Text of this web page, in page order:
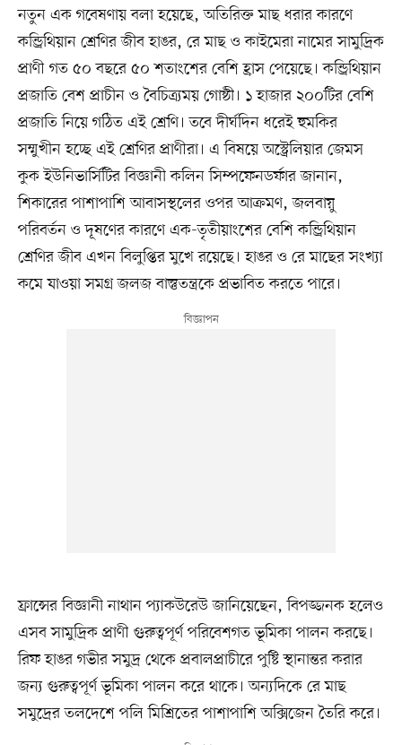
নতুন এক গবেষণায় বলা হয়েছে, অতিরিক্ত মাছ ধরার কারণে
কন্ড্রিথিয়ান শ্রেণির জীব হাঙর, রে মাছ ও কাইমেরা নামের সামুদ্রিক
প্রাণী গত ৫০ বছরে ৫০ শতাংশের বেশি হ্রাস পেয়েছে। কন্ড্রিথিয়ান
প্রজাতি বেশ প্রাচীন ও বৈচিত্র্যময় গোষ্ঠী। ১ হাজার ২০০টির বেশি
প্রজাতি নিয়ে গঠিত এই শ্রেণি। তবে দীর্ঘদিন ধরেই হুমকির
সম্মুখীন হচ্ছে এই শ্রেণির প্রাণীরা। এ বিষয়ে অস্ট্রেলিয়ার জেমস
কুক ইউনিভার্সিটির বিজ্ঞানী কলিন সিম্পফেনডর্ফার জানান,
শিকারের পাশাপাশি আবাসস্থলের ওপর আক্রমণ, জলবায়ু
পরিবর্তন ও দূষণের কারণে এক-তৃতীয়াংশের বেশি কন্ড্রিথিয়ান
শ্রেণির জীব এখন বিলুপ্তির মুখে রয়েছে। হাঙর ও রে মাছের সংখ্যা
কমে যাওয়া সমগ্র জলজ বাস্তুতন্ত্রকে প্রভাবিত করতে পারে।
ফ্রান্সের বিজ্ঞানী নাথান প্যাকউরেউ জানিয়েছেন, বিপজ্জনক হলেও
এসব সামুদ্রিক প্রাণী গুরুত্বপূর্ণ পরিবেশগত ভূমিকা পালন করছে।
রিফ হাঙর গভীর সমুদ্র থেকে প্রবালপ্রাচীরে পুষ্টি স্থানান্তর করার
জন্য গুরুত্বপূর্ণ ভূমিকা পালন করে থাকে। অন্যদিকে রে মাছ
সমুদ্রের তলদেশে পলি মিশ্রিতের পাশাপাশি অক্সিজেন তৈরি করে।